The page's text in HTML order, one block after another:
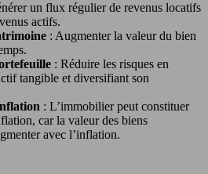
un flux régulier de revenus locatifs
actifs.
: Augmenter la valeur du bien
: Réduire les risques en
tangible et diversifiant son
: L’immobilier peut constituer
car la valeur des biens
avec l’inflation.